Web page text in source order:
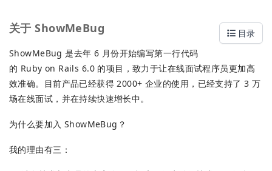
目录
关于 ShowMeBug
ShowMeBug 是去年 6 月份开始编写第一行代码
的 Ruby on Rails 6.0 的项目，致力于让在线面试程序员更加高
效准确。目前产品已经获得 2000+ 企业的使用，已经支持了 3 万
场在线面试，并在持续快速增长中。
为什么要加入 ShowMeBug？
我的理由有三：